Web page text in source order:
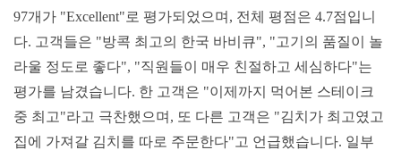
97개가 "Excellent"로 평가되었으며, 전체 평점은 4.7점입니
다. 고객들은 "방콕 최고의 한국 바비큐", "고기의 품질이 놀
라울 정도로 좋다", "직원들이 매우 친절하고 세심하다"는
평가를 남겼습니다. 한 고객은 "이제까지 먹어본 스테이크
중 최고"라고 극찬했으며, 또 다른 고객은 "김치가 최고였고
집에 가져갈 김치를 따로 주문한다"고 언급했습니다. 일부